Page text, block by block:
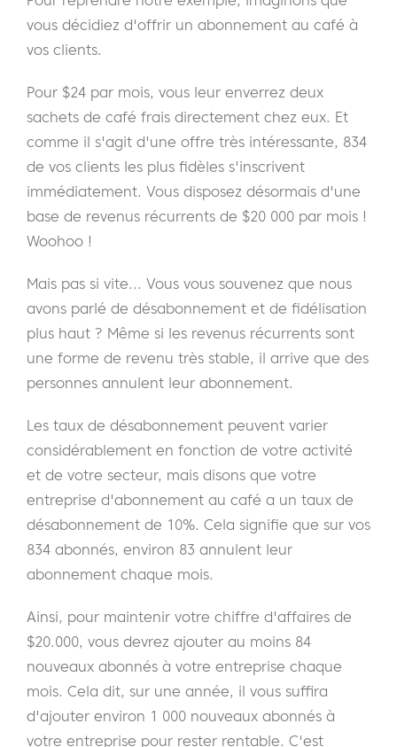
vous décidiez d'offrir un abonnement au café à
vos clients.
Pour $24 par mois, vous leur enverrez deux
sachets de café frais directement chez eux. Et
comme il s'agit d'une offre très intéressante, 834
de vos clients les plus fidèles s'inscrivent
immédiatement. Vous disposez désormais d'une
base de revenus récurrents de $20 000 par mois !
Woohoo !
Mais pas si vite... Vous vous souvenez que nous
avons parlé de désabonnement et de fidélisation
plus haut ? Même si les revenus récurrents sont
une forme de revenu très stable, il arrive que des
personnes annulent leur abonnement.
Les taux de désabonnement peuvent varier
considérablement en fonction de votre activité
et de votre secteur, mais disons que votre
entreprise d'abonnement au café a un taux de
désabonnement de 10%. Cela signifie que sur vos
834 abonnés, environ 83 annulent leur
abonnement chaque mois.
Ainsi, pour maintenir votre chiffre d'affaires de
$20.000, vous devrez ajouter au moins 84
nouveaux abonnés à votre entreprise chaque
mois. Cela dit, sur une année, il vous suffira
d'ajouter environ 1 000 nouveaux abonnés à
votre entreprise pour rester rentable. C'est